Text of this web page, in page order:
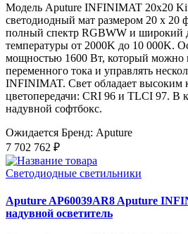
Модель Aputure INFINIMAT 20x20
светодиодный мат размером 20 x 20
полный спектр RGBWW и широкий
температуры от 2000K до 10 000K.
мощностью 1600 Вт, который можно
переменного тока и управлять
INFINIMAT. Свет обладает высоким
цветопередачи: CRI 96 и TLCI 97. В
надувной софтбокс.
Ожидается Бренд: Aputure
7 702 762 ₽
Светодиодные светильники
Aputure AP60039AR8 Aputure
надувной осветитель